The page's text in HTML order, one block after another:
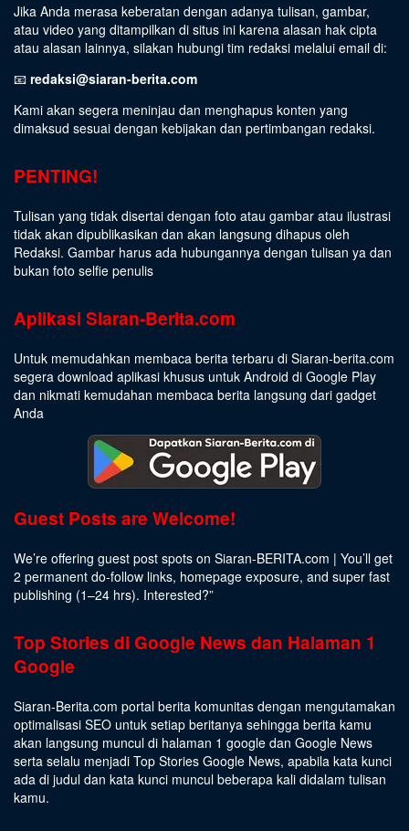
Jika Anda merasa keberatan dengan adanya tulisan, gambar,
atau video yang ditampilkan di situs ini karena alasan hak cipta
atau alasan lainnya, silakan hubungi tim redaksi melalui email di:
📧 redaksi@siaran-berita.com
Kami akan segera meninjau dan menghapus konten yang
dimaksud sesuai dengan kebijakan dan pertimbangan redaksi.
PENTING!
Tulisan yang tidak disertai dengan foto atau gambar atau ilustrasi
tidak akan dipublikasikan dan akan langsung dihapus oleh
Redaksi. Gambar harus ada hubungannya dengan tulisan ya dan
bukan foto selfie penulis
Aplikasi Siaran-Berita.com
Untuk memudahkan membaca berita terbaru di Siaran-berita.com
segera download aplikasi khusus untuk Android di Google Play
dan nikmati kemudahan membaca berita langsung dari gadget
Anda
Guest Posts are Welcome!
We’re offering guest post spots on Siaran-BERITA.com | You’ll get
2 permanent do-follow links, homepage exposure, and super fast
publishing (1–24 hrs). Interested?”
Top Stories di Google News dan Halaman 1
Google
Siaran-Berita.com portal berita komunitas dengan mengutamakan
optimalisasi SEO untuk setiap beritanya sehingga berita kamu
akan langsung muncul di halaman 1 google dan Google News
serta selalu menjadi Top Stories Google News, apabila kata kunci
ada di judul dan kata kunci muncul beberapa kali didalam tulisan
kamu.